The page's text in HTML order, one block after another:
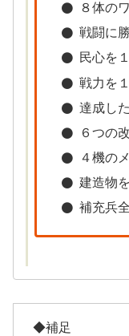
８体の
戦闘に
民心を
戦力を
達成し
６つの
４機の
建造物
補充兵
◆補足